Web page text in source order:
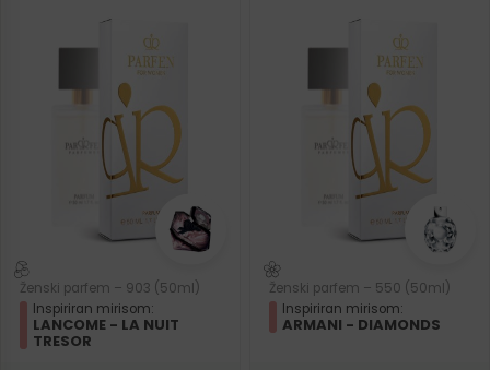
Ženski parfem – 903 (50ml)
Inspiriran mirisom:
LANCOME - LA NUIT
TRESOR
Ženski parfem – 550 (50ml)
Inspiriran mirisom:
ARMANI - DIAMONDS